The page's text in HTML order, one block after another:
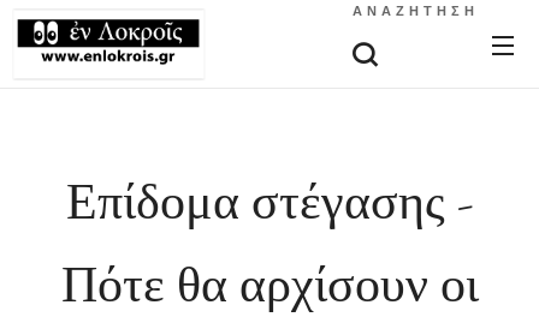
ΑΝΑΖΉΤΗΣΗ
Επίδομα στέγασης -
Πότε θα αρχίσουν οι